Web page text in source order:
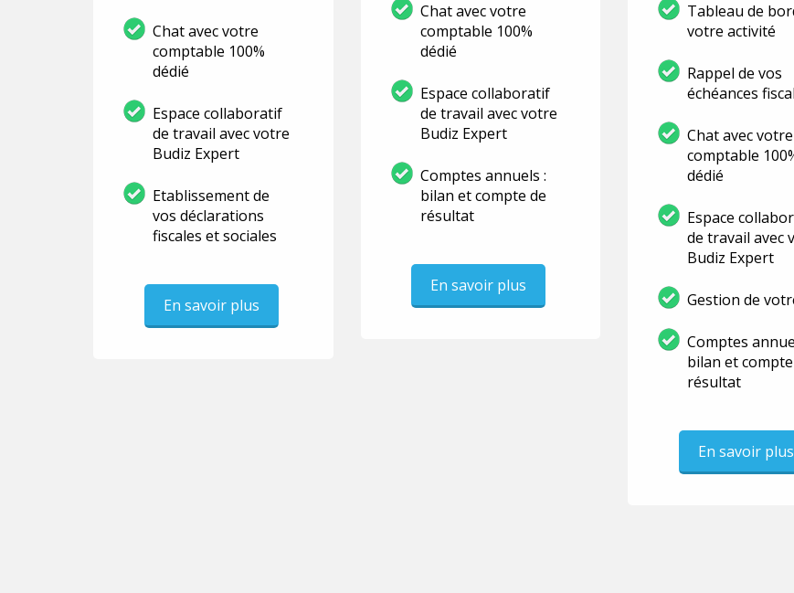
Chat avec votre
comptable 100%
dédié
Espace collaboratif
de travail avec votre
Budiz Expert
Etablissement de
vos déclarations
fiscales et sociales
En savoir plus
Chat avec votre
comptable 100%
dédié
Espace collaboratif
de travail avec votre
Budiz Expert
Comptes annuels :
bilan et compte de
résultat
En savoir plus
Tableau de
votre activité
Rappel de vos
échéances
Chat avec votre
comptable
dédié
Espace
de travail avec
Budiz Expert
Gestion de
Comptes
bilan et
résultat
En savoir plus